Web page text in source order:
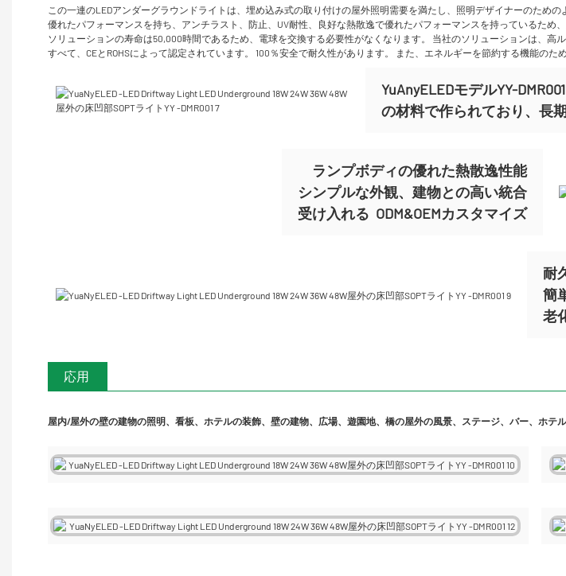
この一連のLEDアンダーグラウンドライトは、埋め込み式の取り付けの屋外照明需要を満たし、照明デザイナーのた
優れたパフォーマンスを持ち、アンチラスト、防止、UV耐性、良好な熱散逸で優れたパフォーマンスを持っているた
ソリューションの寿命は50,000時間であるため、電球を交換する必要性がなくなります。 当社のソリューションは、
すべて、CEとROHSによって認定されています。 100％安全で耐久性があります。 また、エネルギーを節約する機能のた
YuAnyELEDモデルYY-
の材料で作られており、長
ランプボディの優れた熱散逸性能
シンプルな外観、建物との高い統合
受け入れる ODM&OEMカスタマイズ
耐
簡
老
応用
屋内/屋外の壁の建物の照明、看板、ホテルの装飾、壁の建物、広場、遊園地、橋の屋外の風景、ステージ、バー、ホテ